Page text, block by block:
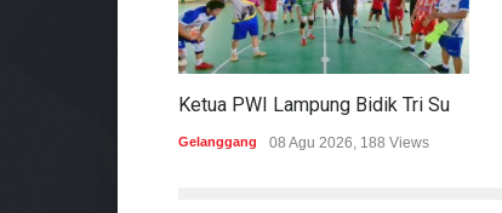
Gelanggang 08 Agu 2026, 188 Views